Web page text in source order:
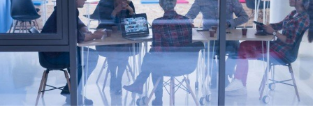
Stellenmarkt
Veranstaltungen